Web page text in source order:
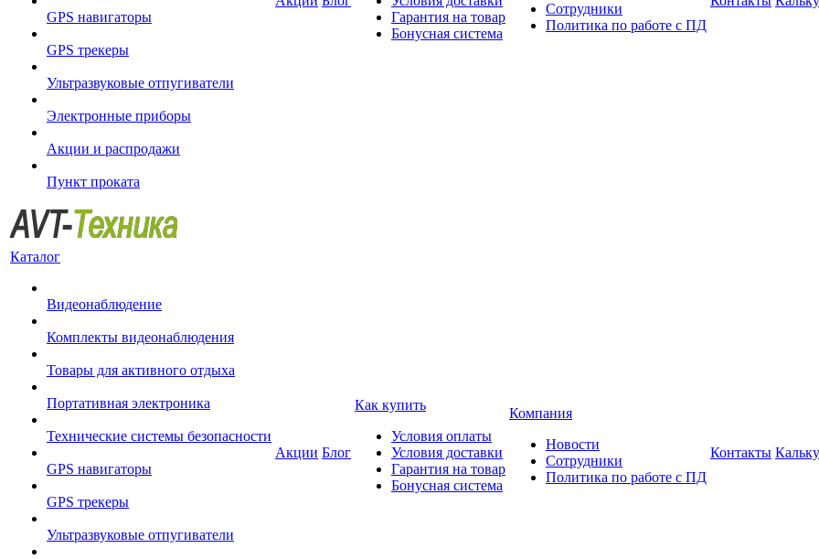
GPS навигаторы
GPS трекеры
Ультразвуковые отпугиватели
Электронные приборы
Акции и распродажи
Пункт проката
Гарантия на товар
Бонусная система
Сотрудники
Политика по работе с ПД
Каталог
Видеонаблюдение
Комплекты видеонаблюдения
Товары для активного отдыха
Портативная электроника
Технические системы безопасности
GPS навигаторы
GPS трекеры
Ультразвуковые отпугиватели
Акции Блог
Как купить
Условия оплаты
Условия доставки
Гарантия на товар
Бонусная система
Компания
Новости
Сотрудники
Политика по работе с ПД
Контакты